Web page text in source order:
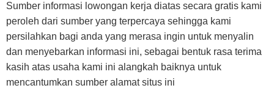
Sumber informasi lowongan kerja diatas secara gratis kami
peroleh dari sumber yang terpercaya sehingga kami
persilahkan bagi anda yang merasa ingin untuk menyalin
dan menyebarkan informasi ini, sebagai bentuk rasa terima
kasih atas usaha kami ini alangkah baiknya untuk
mencantumkan sumber alamat situs ini